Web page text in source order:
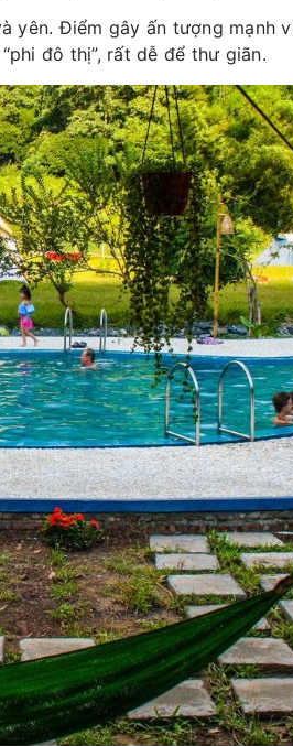
yên. Điểm gây ấn tượng mạnh
đô thị”, rất dễ để thư giãn.